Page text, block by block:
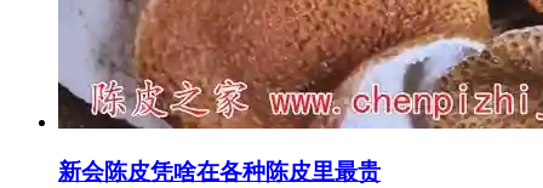
新会陈皮凭啥在各种陈皮里最贵